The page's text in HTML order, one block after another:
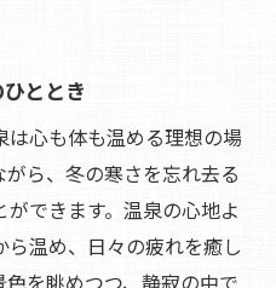
ととき
心も体も温める理想の場
ら、冬の寒さを忘れ去る
できます。温泉の心地よ
温め、日々の疲れを癒し
を眺めつつ、静寂の中で